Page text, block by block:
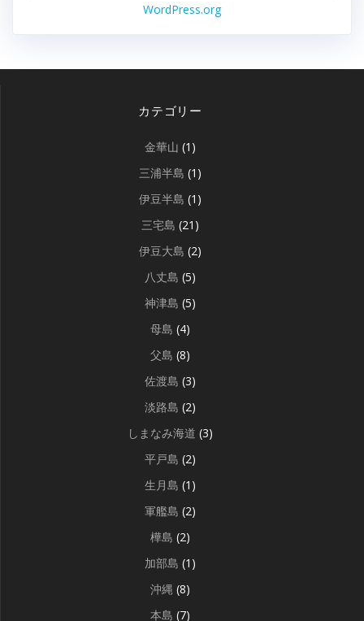
WordPress.org
カテゴリー
金華山 (1)
三浦半島 (1)
伊豆半島 (1)
三宅島 (21)
伊豆大島 (2)
八丈島 (5)
神津島 (5)
母島 (4)
父島 (8)
佐渡島 (3)
淡路島 (2)
しまなみ海道 (3)
平戸島 (2)
生月島 (1)
軍艦島 (2)
樺島 (2)
加部島 (1)
沖縄 (8)
本島 (7)